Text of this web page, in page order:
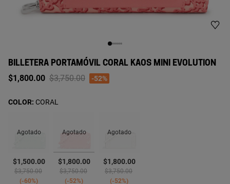
BILLETERA PORTAMÓVIL CORAL KAOS MINI EVOLUTION
$1,800.00 Price reduced from
$3,750.00to-52%
Agotado
$1,500.00
Price reduced from
$3,750.00to
-60%
Agotado
seleccionado
$1,800.00
Price reduced from
$3,750.00to
-52%
Agotado
$1,800.00
Price reduced from
$3,750.00to
-52%
COLOR: CORAL